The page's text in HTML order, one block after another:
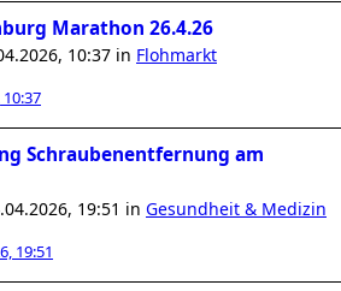
Marathon 26.4.26
10:37 in Flohmarkt
Schraubenentfernung am
19:51 in Gesundheit & Medizin
19:51